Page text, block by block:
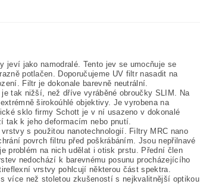
jeví jako namodralé. Tento jev se umocňuje se
potlačen. Doporučujeme UV filtr nasadit na
Filtr je dokonale barevně neutrální.
tak nižší, než dříve vyráběné obroučky SLIM. Na
širokoúhlé objektivy. Je vyrobena na
sklo firmy Schott je v ní usazeno v dokonalé
tak k jeho deformacím nebo pnutí.
s použitou nanotechnologií. Filtry MRC nano
povrch filtru před poškrábáním. Jsou nepřilnavé
problém na nich udělat i otisk prstu. Přední člen
nedochází k barevnému posunu procházejícího
vrstvy pohlcují některou část spektra.
více než stoletou zkušeností s nejkvalitnější optikou